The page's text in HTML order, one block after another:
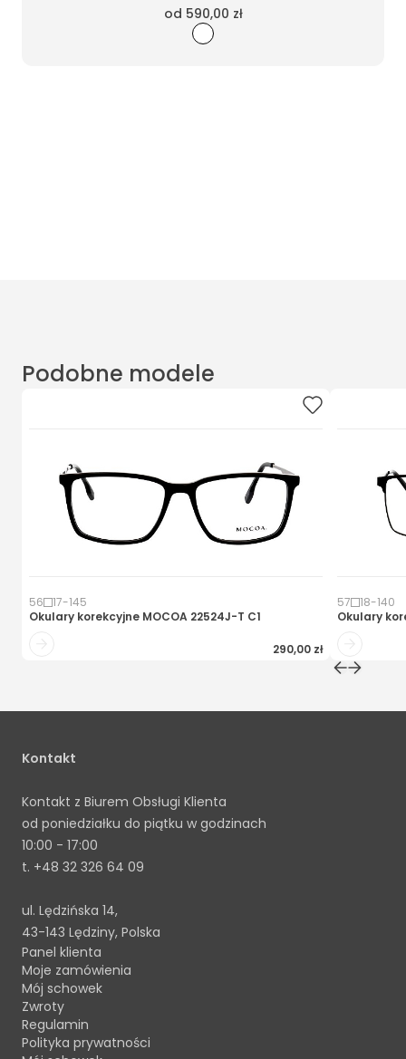
od 590,00 zł
Podobne modele
56 17-145
Okulary korekcyjne MOCOA 22524J-T C1
290,00 zł
57 18-140
Okulary
Kontakt
Kontakt z Biurem Obsługi Klienta
od poniedziałku do piątku w godzinach
10:00 - 17:00
t. +48 32 326 64 09
ul. Lędzińska 14,
43-143 Lędziny, Polska
Panel klienta
Moje zamówienia
Mój schowek
Zwroty
Regulamin
Polityka prywatności